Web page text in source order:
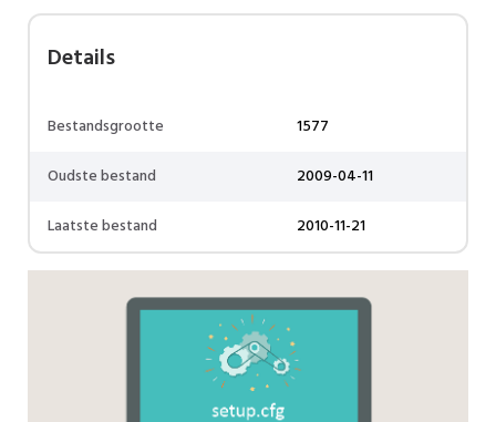
Details
Bestandsgrootte
1577
Oudste bestand
2009-04-11
Laatste bestand
2010-11-21